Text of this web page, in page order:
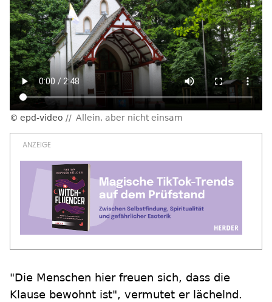
epd-video Allein, aber nicht einsam
"Die Menschen hier freuen sich, dass die
Klause bewohnt ist", vermutet er lächelnd.